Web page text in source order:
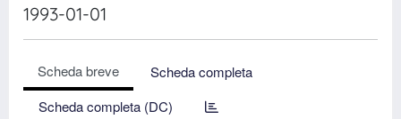
1993-01-01
Scheda breve
Scheda completa
Scheda completa (DC)